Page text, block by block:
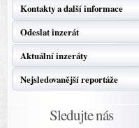
Kontakty a další informace
Odeslat inzerát
Aktuální inzeráty
Nejsledovanější reportáže
Sledujte nás